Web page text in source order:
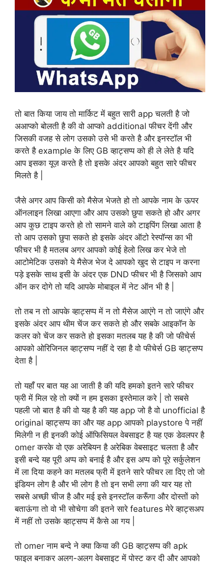
तो बात किया जाय तो मार्किट में बहुत सारी app चलती है जो
अआप्को बोलती है की वो आप्को additional फीचर देंगी और
जिसकी वजह से लोग उसको उसे भी करते है और इनस्टॉल भी
करते है example के लिए GB व्हाट्सप्प को ही ले लेते है यदि
आप इसका यूज़ करते है तो इसके अंदर आपको बहुत सारे फीचर
मिलते है |
जैसे अगर आप किसी को मैसेज भेजते हो तो आपके नाम के ऊपर
ऑनलाइन लिखा आएगा और आप उसको छुपा सकते हो और अगर
आप कुछ टाइप करते हो तो सामने वाले को टाइपिंग लिखा आता है
तो आप उसको छुपा सकते हो इसके अंदर ऑटो रेस्पॉन्स का भी
फीचर भी है मतलब अगर आपको कोई हेलो लिख कर भेजे तो
आटोमेटिक उसको ये मैसेज भेज दे आपको खुद से टाइप न करना
पड़े इसके साथ इसी के अंदर एक DND फीचर भी है जिसको आप
ऑन कर दोगे तो यदि आपके मोबाइल में नेट ऑन भी है |
तो तब न तो आपके व्हाट्सप्प में न तो मैसेज आएंगे न तो जाएंगे और
इसके अंदर आप थीम चेंज कर सकते हो और सबके आइकॉन के
कलर को चेंज कर सकते हो इसका मतलब यह है की जो फीचेर्स
आपको ओरिजिनल व्हाट्सप्प नहीं दे रहा है वो फीचेर्स GB व्हाट्सप्प
देता है |
तो यहाँ पर बात यह आ जाती है की यदि हमको इतने सारे फीचर
फ्री में मिल रहे तो क्यों न हम इसका इस्तेमाल करे | तो सबसे
पहली जो बात है की वो यह है की यह app जो है वो unofficial है
original व्हाट्सप्प का और यह app आपको playstore पे नहीं
मिलेगी न ही इनकी कोई ऑफिसियल वेबसाइट है यह एक डेवलपर है
omer करके वो एक अरेबियन है अरेबिक वेबसाइट चलता है और
इसी बन्दे यह पूरी अप्प को बनाई है और इस अप्प को पूरे सर्कुलेशन
में ला दिया कहने का मतलब फ्री में इतने सारे फीचर ला दिए तो जो
इंडियन लोग है और भी लोग है तो इन सभी लगा की यार यह तो
सबसे अच्छी चीज है और मई इसे इनस्टॉल करूँगा और दोस्तों को
बताऊंगा तो वो भी सोचेगा की इतने सारे features मेरे व्हाट्सअप
में नहीं तो उसके व्हाट्सप्प में कैसे आ गय |
तो omer नाम बन्दे ने क्या किया की GB व्हाट्सप्प की apk
फाइल बनाकर अलग-अलग वेबसाइट में पोस्ट कर दी और आपको